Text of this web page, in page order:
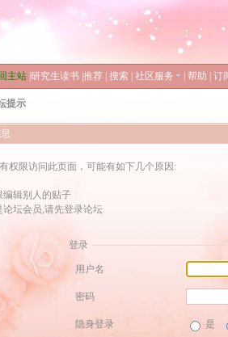
主站 研究生读书 推荐 搜索 社区服务 帮助 订
提示
权限访问此页面，可能有如下几个原因:
编辑别人的贴子
论坛会员,请先登录论坛
登录
用户名
密码
隐身登录 是